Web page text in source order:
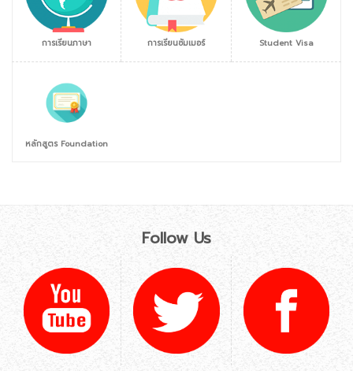
การเรียนภาษา การเรียนซัมเมอร์ Student Visa
หลักสูตร Foundation
Follow Us